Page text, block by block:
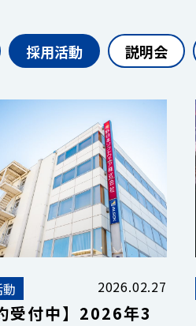
採用活動 説明会
2026.02.27
受付中】2026年3